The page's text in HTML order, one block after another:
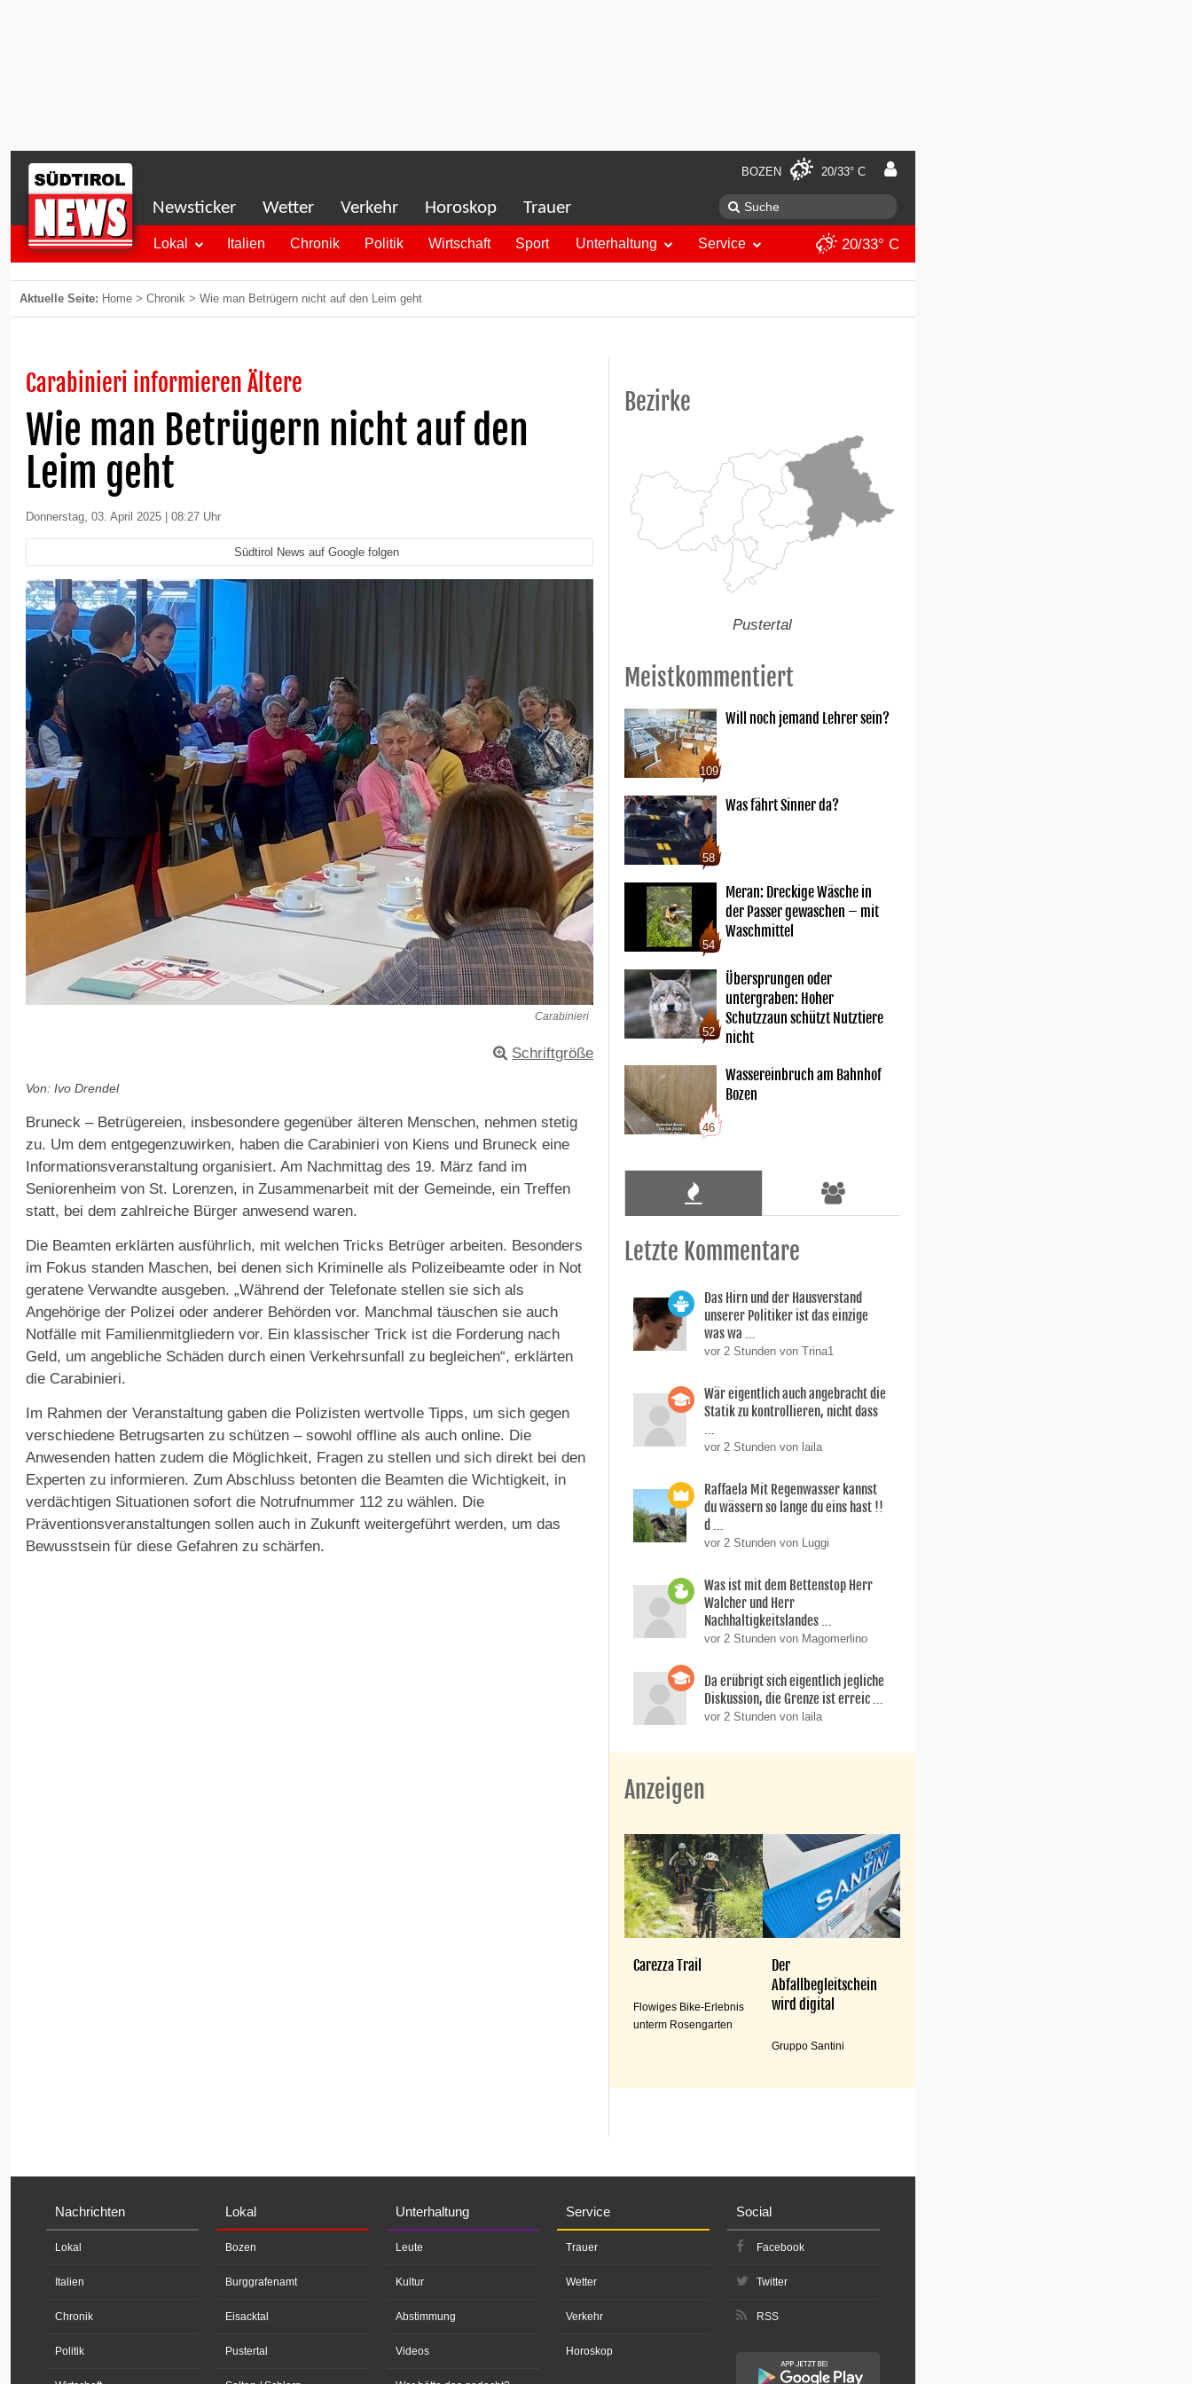
BOZEN 20/33° C
Newsticker Wetter Verkehr Horoskop Trauer
Lokal Italien Chronik Politik Wirtschaft Sport Unterhaltung Service 20/33° C
Aktuelle Seite: Home > Chronik > Wie man Betrügern nicht auf den Leim geht
Carabinieri informieren Ältere
Wie man Betrügern nicht auf den
Leim geht
Donnerstag, 03. April 2025 | 08:27 Uhr
Südtirol News auf Google folgen
Carabinieri
Schriftgröße
Von: Ivo Drendel
Bruneck – Betrügereien, insbesondere gegenüber älteren Menschen, nehmen stetig
zu. Um dem entgegenzuwirken, haben die Carabinieri von Kiens und Bruneck eine
Informationsveranstaltung organisiert. Am Nachmittag des 19. März fand im
Seniorenheim von St. Lorenzen, in Zusammenarbeit mit der Gemeinde, ein Treffen
statt, bei dem zahlreiche Bürger anwesend waren.
Die Beamten erklärten ausführlich, mit welchen Tricks Betrüger arbeiten. Besonders
im Fokus standen Maschen, bei denen sich Kriminelle als Polizeibeamte oder in Not
geratene Verwandte ausgeben. „Während der Telefonate stellen sie sich als
Angehörige der Polizei oder anderer Behörden vor. Manchmal täuschen sie auch
Notfälle mit Familienmitgliedern vor. Ein klassischer Trick ist die Forderung nach
Geld, um angebliche Schäden durch einen Verkehrsunfall zu begleichen“, erklärten
die Carabinieri.
Im Rahmen der Veranstaltung gaben die Polizisten wertvolle Tipps, um sich gegen
verschiedene Betrugsarten zu schützen – sowohl offline als auch online. Die
Anwesenden hatten zudem die Möglichkeit, Fragen zu stellen und sich direkt bei den
Experten zu informieren. Zum Abschluss betonten die Beamten die Wichtigkeit, in
verdächtigen Situationen sofort die Notrufnummer 112 zu wählen. Die
Präventionsveranstaltungen sollen auch in Zukunft weitergeführt werden, um das
Bewusstsein für diese Gefahren zu schärfen.
Bezirke
Pustertal
Meistkommentiert
109
Will noch jemand Lehrer sein?
58
Was fährt Sinner da?
54
Meran: Dreckige Wäsche in
der Passer gewaschen – mit
Waschmittel
52
Übersprungen oder
untergraben: Hoher
Schutzzaun schützt Nutztiere
nicht
46
Wassereinbruch am Bahnhof
Bozen
Letzte Kommentare
Das Hirn und der Hausverstand
unserer Politiker ist das einzige
was wa ...
vor 2 Stunden von Trina1
Wär eigentlich auch angebracht die
Statik zu kontrollieren, nicht dass
...
vor 2 Stunden von laila
Raffaela Mit Regenwasser kannst
du wässern so lange du eins hast !!
d ...
vor 2 Stunden von Luggi
Was ist mit dem Bettenstop Herr
Walcher und Herr
Nachhaltigkeitslandes ...
vor 2 Stunden von Magomerlino
Da erübrigt sich eigentlich jegliche
Diskussion, die Grenze ist erreic ...
vor 2 Stunden von laila
Anzeigen
Carezza Trail
Flowiges Bike-Erlebnis
unterm Rosengarten
Der
Abfallbegleitschein
wird digital
Gruppo Santini
Nachrichten
Lokal
Italien
Chronik
Politik
Lokal
Bozen
Burggrafenamt
Eisacktal
Pustertal
Unterhaltung
Leute
Kultur
Abstimmung
Videos
Service
Trauer
Wetter
Verkehr
Horoskop
Social
Facebook
Twitter
RSS